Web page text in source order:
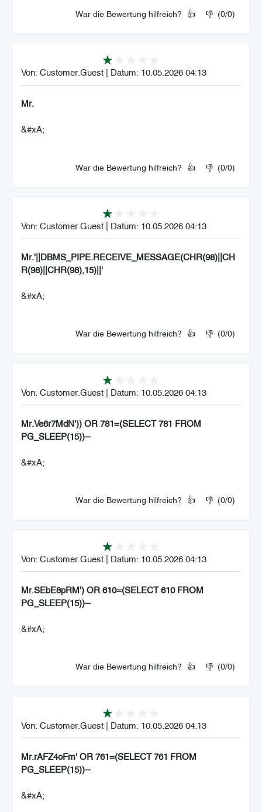
War die Bewertung hilfreich? 👍 👎 (0/0)
Von: Customer.Guest Datum: 10.05.2026 04:13
Mr.
&#xA;
War die Bewertung hilfreich? 👍 👎 (0/0)
Von: Customer.Guest Datum: 10.05.2026 04:13
Mr.'||DBMS_PIPE.RECEIVE_MESSAGE(CHR(98)||CH
R(98)||CHR(98),15)||'
&#xA;
War die Bewertung hilfreich? 👍 👎 (0/0)
Von: Customer.Guest Datum: 10.05.2026 04:13
Mr.Ve6r7MdN')) OR 781=(SELECT 781 FROM
PG_SLEEP(15))--
&#xA;
War die Bewertung hilfreich? 👍 👎 (0/0)
Von: Customer.Guest Datum: 10.05.2026 04:13
Mr.SEbE8pRM') OR 610=(SELECT 610 FROM
PG_SLEEP(15))--
&#xA;
War die Bewertung hilfreich? 👍 👎 (0/0)
Von: Customer.Guest Datum: 10.05.2026 04:13
Mr.rAFZ4oFm' OR 761=(SELECT 761 FROM
PG_SLEEP(15))--
&#xA;